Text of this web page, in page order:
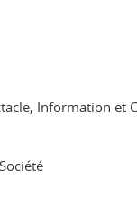
Information et